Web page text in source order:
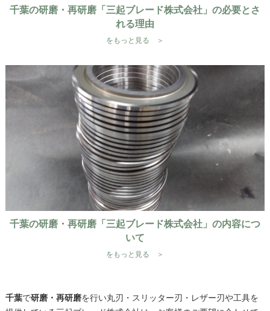
千葉の研磨・再研磨「三起ブレード株式会社」の必要とさ
れる理由
をもっと見る ＞
千葉の研磨・再研磨「三起ブレード株式会社」の内容につ
いて
をもっと見る ＞
千葉で研磨・再研磨を行い丸刃・スリッター刃・レザー刃や工具を